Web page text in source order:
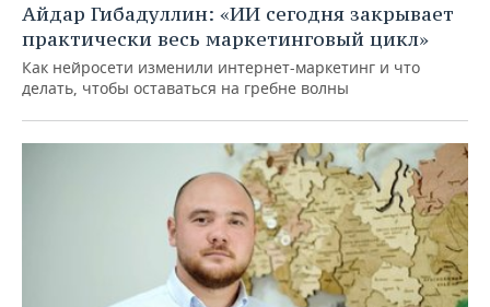
Айдар Гибадуллин: «ИИ сегодня закрывает
практически весь маркетинговый цикл»
Как нейросети изменили интернет-маркетинг и что
делать, чтобы оставаться на гребне волны